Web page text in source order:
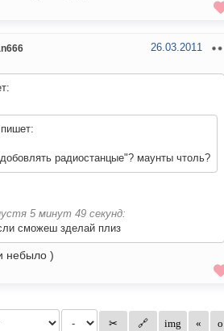
26.03.2011
пишет:
радиостанцые"? маунты чтоль?
5 минут 49 секунд:
сможеш зделай плиз
небыло )